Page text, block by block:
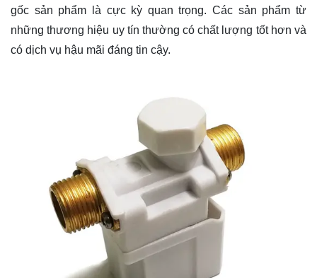
gốc sản phẩm là cực kỳ quan trọng. Các sản phẩm từ
những thương hiệu uy tín thường có chất lượng tốt hơn và
có dịch vụ hậu mãi đáng tin cậy.